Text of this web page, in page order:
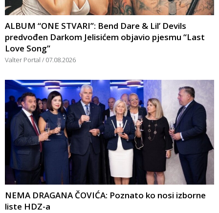
ALBUM “ONE STVARI”: Bend Dare & Lil’ Devils
predvođen Darkom Jelisićem objavio pjesmu “Last
Love Song”
Valter Portal 07.08.2026
NEMA DRAGANA ČOVIĆA: Poznato ko nosi izborne
liste HDZ-a